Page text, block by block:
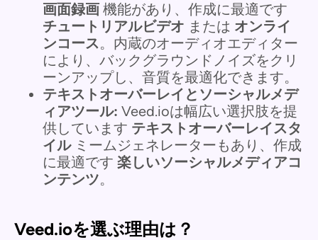
画面録画 機能があり、作成に最適です
チュートリアルビデオ または オンライ
ンコース。内蔵のオーディオエディター
により、バックグラウンドノイズをクリ
ーンアップし、音質を最適化できます。
テキストオーバーレイとソーシャルメデ
ィアツール: Veed.ioは幅広い選択肢を提
供しています テキストオーバーレイスタ
イルミームジェネレーターもあり、作成
に最適です 楽しいソーシャルメディアコ
ンテンツ。
Veed.ioを選ぶ理由は？